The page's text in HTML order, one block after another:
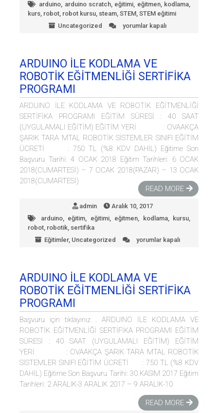
arduino, arduino scratch, eğitimi, eğitmen, kodlama,
kurs, robot, robot kursu, steam, STEM, STEM eğitimi
Uncategorized
Arduino
Eğitimi
için
yorumlar kapalı
ARDUINO İLE KODLAMA VE
ROBOTİK EĞİTMENLİĞİ SERTİFİKA
PROGRAMI
ARDUINO İLE KODLAMA VE ROBOTİK EĞİTMENLİĞİ
SERTİFİKA PROGRAMI EĞİTİM SÜRESİ : 40 SAAT
(UYGULAMALI EĞİTİM) EĞİTİM YERİ : OVAAKÇA
ŞARIK TARA MTAL ROBOTİK SİSTEMLER SINIFI EĞİTİM
ÜCRETİ : 750 TL (%8 KDV DAHİL) Eğitime Son
Başvuru Tarihi: 4 OCAK 2018 Eğitim Tarihleri: 6 OCAK
2018(CUMARTESİ) – 7 OCAK 2018(PAZAR) – 13 OCAK
2018(CUMARTESİ)
READ MORE
admin
Aralık 10, 2017
arduino, eğitim, eğitimi, eğitmen, kodlama, kursu,
robot, robotik, sertifika
Eğitimler, Uncategorized
ARDUINO
ROBOTİK
EĞİTMENLİĞİ
için
yorumlar kapalı
ARDUINO İLE KODLAMA VE
ROBOTİK EĞİTMENLİĞİ SERTİFİKA
PROGRAMI
Başvuru için tıklayınız . ARDUINO İLE KODLAMA VE
ROBOTİK EĞİTMENLİĞİ SERTİFİKA PROGRAMI EĞİTİM
SÜRESİ : 40 SAAT (UYGULAMALI EĞİTİM) EĞİTİM
YERİ : OVAAKÇA ŞARIK TARA MTAL ROBOTİK
SİSTEMLER SINIFI EĞİTİM ÜCRETİ : 750 TL (%8 KDV
DAHİL) Eğitime Son Başvuru Tarihi: 30 KASIM 2017 Eğitim
Tarihleri: 2 ARALIK-3 ARALIK 2017 – 9 ARALIK-10
READ MORE